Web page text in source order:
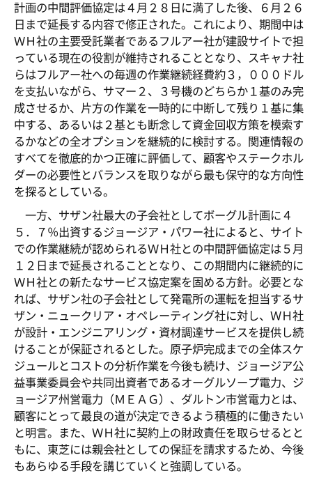
計画の中間評価協定は４月２８日に満了した後、６月２６
日まで延長する内容で修正された。これにより、期間中は
ＷＨ社の主要受託業者であるフルアー社が建設サイトで担
っている現在の役割が維持されることとなり、スキャナ社
らはフルアー社への毎週の作業継続経費約３，０００ドル
を支払いながら、サマー２、３号機のどちらか１基のみ完
成させるか、片方の作業を一時的に中断して残り１基に集
中する、あるいは２基とも断念して資金回収方策を模索す
るかなどの全オプションを継続的に検討する。関連情報の
すべてを徹底的かつ正確に評価して、顧客やステークホル
ダーの必要性とバランスを取りながら最も保守的な方向性
を探るとしている。
一方、サザン社最大の子会社としてボーグル計画に４
５．７％出資するジョージア・パワー社によると、サイト
での作業継続が認められるＷＨ社との中間評価協定は５月
１２日まで延長されることとなり、この期間内に継続的に
ＷＨ社との新たなサービス協定案を固める方針。必要とな
れば、サザン社の子会社として発電所の運転を担当するサ
ザン・ニュークリア・オペレーティング社に対し、ＷＨ社
が設計・エンジニアリング・資材調達サービスを提供し続
けることが保証されるとした。原子炉完成までの全体スケ
ジュールとコストの分析作業を今後も続け、ジョージア公
益事業委員会や共同出資者であるオーグルソープ電力、ジ
ョージア州営電力（ＭＥＡＧ）、ダルトン市営電力とは、
顧客にとって最良の道が決定できるよう積極的に働きたい
と明言。また、ＷＨ社に契約上の財政責任を取らせるとと
もに、東芝には親会社としての保証を請求するため、今後
もあらゆる手段を講じていくと強調している。